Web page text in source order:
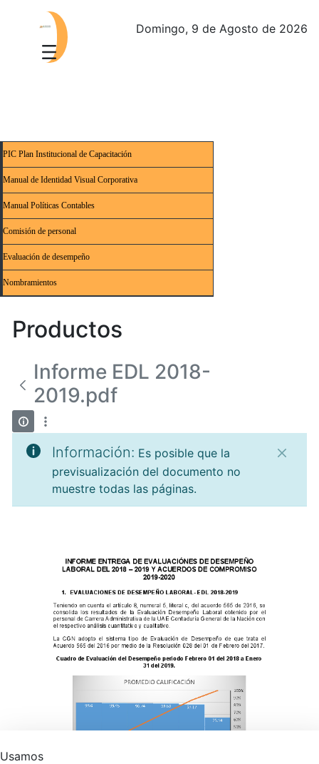
Domingo, 9 de Agosto de 2026
PIC Plan Institucional de Capacitación
Manual de Identidad Visual Corporativa
Manual Políticas Contables
Comisión de personal
Evaluación de desempeño
Nombramientos
Productos
Informe EDL 2018-
2019.pdf
Información: Es posible que la
previsualización del documento no
muestre todas las páginas.
Usamos